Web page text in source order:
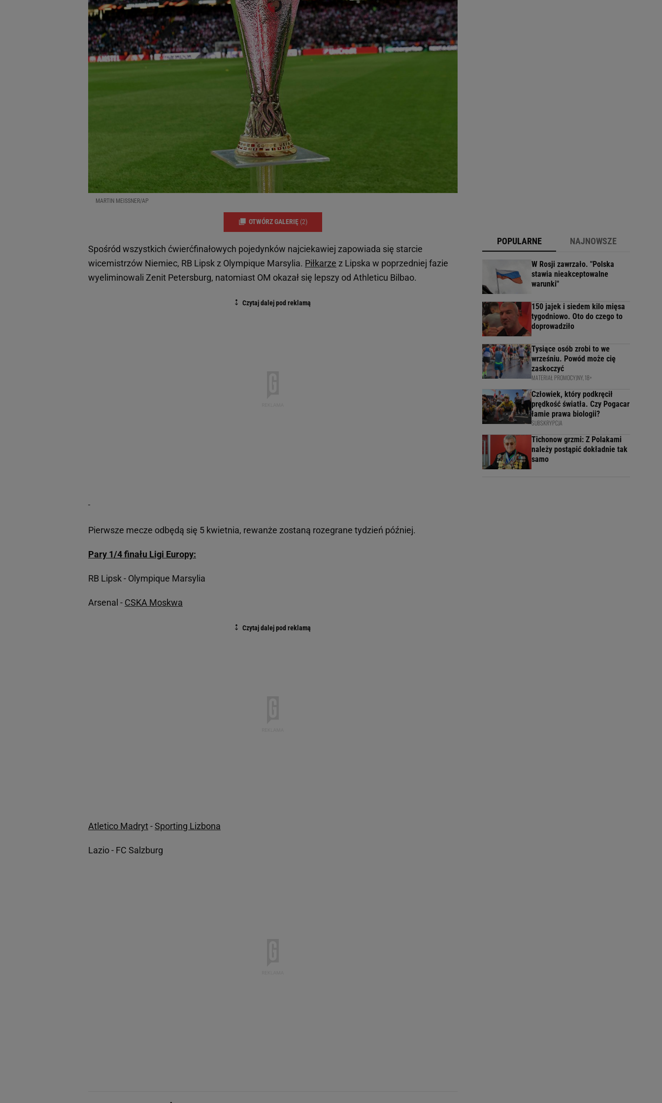
MARTIN MEISSNER/AP
OTWÓRZ GALERIĘ (2)
Spośród wszystkich ćwierćfinałowych pojedynków najciekawiej zapowiada się starcie
wicemistrzów Niemiec, RB Lipsk z Olympique Marsylia. Piłkarze z Lipska w poprzedniej fazie
wyeliminowali Zenit Petersburg, natomiast OM okazał się lepszy od Athleticu Bilbao.
Pierwsze mecze odbędą się 5 kwietnia, rewanże zostaną rozegrane tydzień później.
Pary 1/4 finału Ligi Europy:
RB Lipsk - Olympique Marsylia
Arsenal - CSKA Moskwa
Atletico Madryt-Sporting Lizbona
Lazio - FC Salzburg
POPULARNE NAJNOWSZE
W Rosji zawrzało. "Polska
stawia nieakceptowalne
warunki"
150 jajek i siedem kilo mięsa
tygodniowo. Oto do czego to
doprowadziło
Tysiące osób zrobi to we
wrześniu. Powód może cię
zaskoczyć
MATERIAŁ PROMOCYJNY, 18+
Człowiek, który podkręcił
prędkość światła. Czy Pogacar
łamie prawa biologii?
SUBSKRYPCJA
Tichonow grzmi: Z Polakami
należy postąpić dokładnie tak
samo